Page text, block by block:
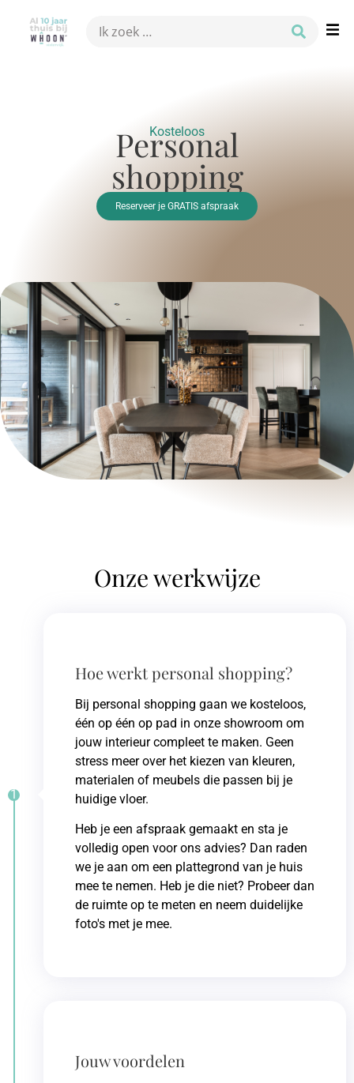
Kosteloos
Personal
shopping
Reserveer je GRATIS afspraak
Onze werkwijze
Hoe werkt personal shopping?
Bij personal shopping gaan we kosteloos,
één op één op pad in onze showroom om
jouw interieur compleet te maken. Geen
stress meer over het kiezen van kleuren,
materialen of meubels die passen bij je
huidige vloer.
Heb je een afspraak gemaakt en sta je
volledig open voor ons advies? Dan raden
we je aan om een plattegrond van je huis
mee te nemen. Heb je die niet? Probeer dan
de ruimte op te meten en neem duidelijke
foto's met je mee.
1
Jouw voordelen